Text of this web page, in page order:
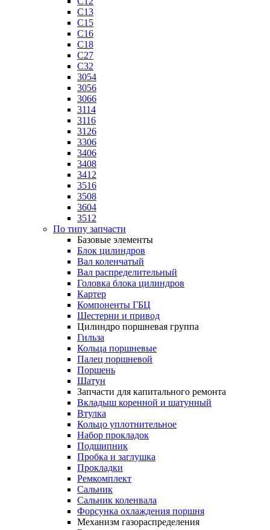
C13
C15
C16
C18
C27
C32
3054
3056
3066
3114
3116
3126
3306
3406
3408
3412
3516
3508
3604
3512
По типу запчасти
Базовые элементы
Блок цилиндров
Вал коленчатый
Вал распределительный
Головка блока цилиндров
Картер
Компоненты ГБЦ
Шестерни и привод
Цилиндро поршневая группа
Гильза
Кольца поршневые
Палец поршневой
Поршень
Шатун
Запчасти для капитального ремонта
Вкладыш коренной и шатунный
Втулка
Кольцо уплотнительное
Набор прокладок
Подшипник
Пробка и заглушка
Прокладки
Ремкомплект
Сальник
Сальник коленвала
Форсунка охлаждения поршня
Механизм газораспределения